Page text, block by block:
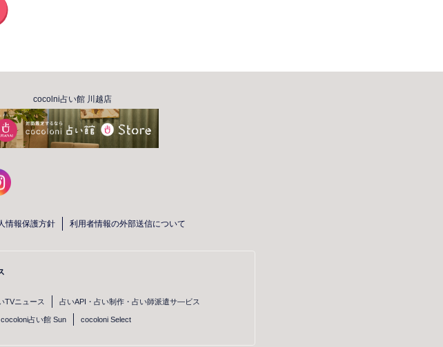
cocolni占い館 川越店
情報保護方針 利用者情報の外部送信について
TVニュース 占いAPI・占い制作・占い師派遣サ―ビス
cocoloni占い館 Sun cocoloni Select